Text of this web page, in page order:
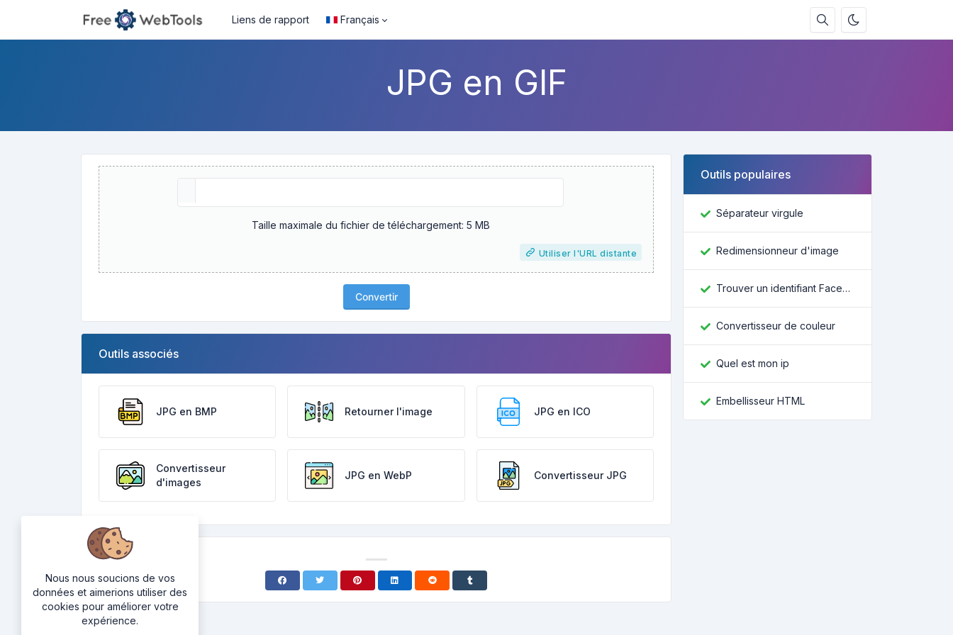
Liens de rapport Français
JPG en GIF
Taille maximale du fichier de téléchargement: 5 MB
Utiliser l'URL distante
Convertir
Outils associés
JPG en BMP Retourner l'image JPG en ICO
Convertisseur
d'images
JPG en WebP Convertisseur JPG
Outils populaires
Séparateur virgule
Redimensionneur d'image
Trouver un identifiant Facebook
Convertisseur de couleur
Quel est mon ip
Embellisseur HTML
Nous nous soucions de vos
données et aimerions utiliser des
cookies pour améliorer votre
expérience.